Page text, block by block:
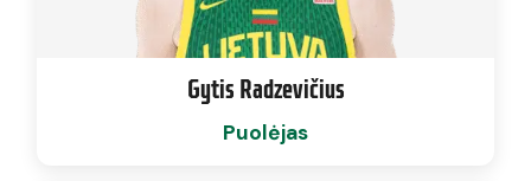
Gytis Radzevičius
Puolėjas